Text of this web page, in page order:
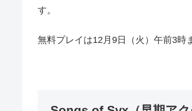
す。
無料プレイは12月9日（火）午前3時